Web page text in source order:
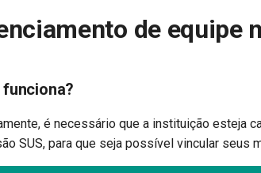
de equipe
é necessário que a instituição esteja
SUS, para que seja possível vincular seus